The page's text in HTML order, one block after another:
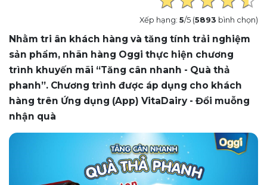
Xếp hạng: 5/5 (5893 bình chọn)
Nhằm tri ân khách hàng và tăng tính trải nghiệm
sản phẩm, nhãn hàng Oggi thực hiện chương
trình khuyến mãi “Tăng cân nhanh - Quà thả
phanh”. Chương trình được áp dụng cho khách
hàng trên Ứng dụng (App) VitaDairy - Đổi muỗng
nhận quà